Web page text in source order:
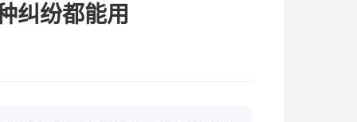
纠纷都能用